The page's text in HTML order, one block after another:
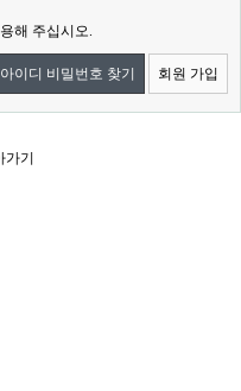
해 주십시오.
아이디 비밀번호 찾기 회원 가입
기